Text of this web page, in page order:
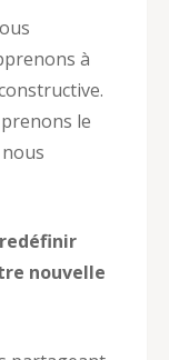
à
le
nouvelle